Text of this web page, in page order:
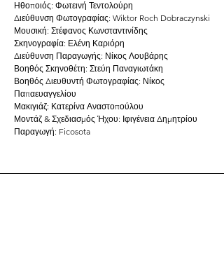
Ηθοποιός: Φωτεινή Τεντολούρη
Διεύθυνση Φωτογραφίας: Wiktor Roch Dobraczynski
Μουσική: Στέφανος Κωνσταντινίδης
Σκηνογραφία: Ελένη Καριόρη
Διεύθυνση Παραγωγής: Νίκος Λουβάρης
Βοηθός Σκηνοθέτη: Στεύη Παναγιωτάκη
Βοηθός Διευθυντή Φωτογραφίας: Νίκος
Παπαευαγγελίου
Μακιγιάζ: Κατερίνα Αναστοπούλου
Μοντάζ & Σχεδιασμός Ήχου: Ιφιγένεια Δημητρίου
Παραγωγή: Ficosota